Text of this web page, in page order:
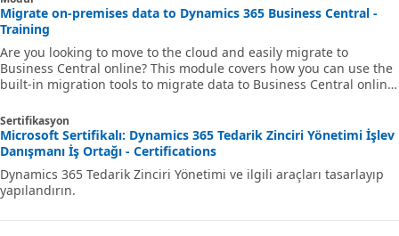
Migrate on-premises data to Dynamics 365 Business Central -
Training
Are you looking to move to the cloud and easily migrate to
Business Central online? This module covers how you can use the
built-in migration tools to migrate data to Business Central online
Sertifikasyon
Microsoft Sertifikalı: Dynamics 365 Tedarik Zinciri Yönetimi İşlev
Danışmanı İş Ortağı - Certifications
Dynamics 365 Tedarik Zinciri Yönetimi ve ilgili araçları tasarlayıp
yapılandırın.